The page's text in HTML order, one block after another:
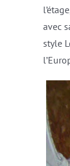
avec
style